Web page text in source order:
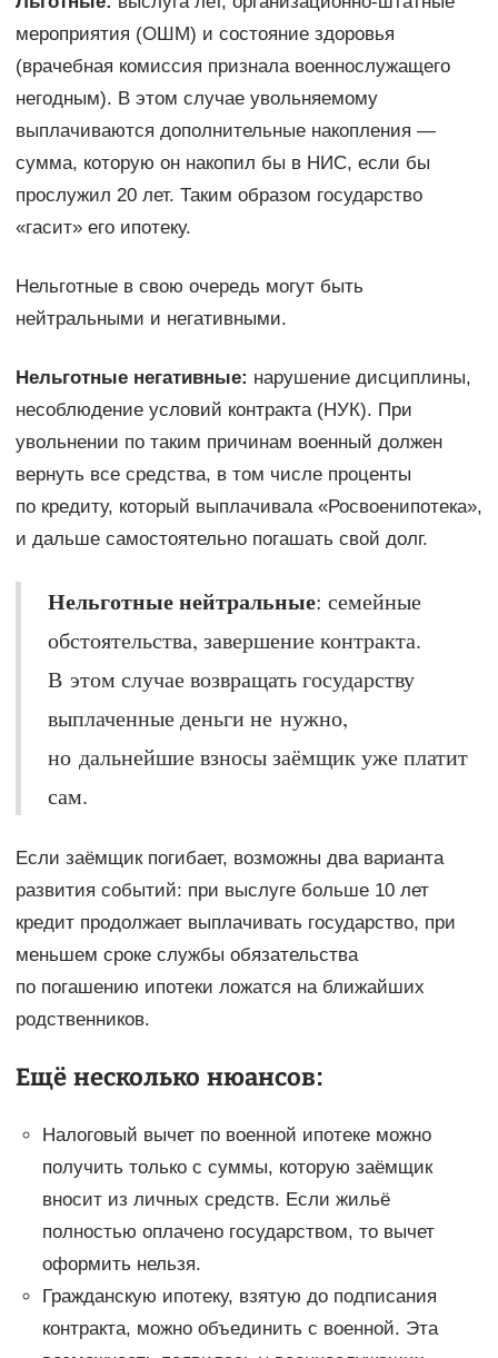
мероприятия (ОШМ) и состояние здоровья
(врачебная комиссия признала военнослужащего
негодным). В этом случае увольняемому
выплачиваются дополнительные накопления —
сумма, которую он накопил бы в НИС, если бы
прослужил 20 лет. Таким образом государство
«гасит» его ипотеку.
Нельготные в свою очередь могут быть
нейтральными и негативными.
Нельготные негативные: нарушение дисциплины,
несоблюдение условий контракта (НУК). При
увольнении по таким причинам военный должен
вернуть все средства, в том числе проценты
по кредиту, который выплачивала «Росвоенипотека»,
и дальше самостоятельно погашать свой долг.
Нельготные нейтральные: семейные
обстоятельства, завершение контракта.
В этом случае возвращать государству
выплаченные деньги не нужно,
но дальнейшие взносы заёмщик уже платит
сам.
Если заёмщик погибает, возможны два варианта
развития событий: при выслуге больше 10 лет
кредит продолжает выплачивать государство, при
меньшем сроке службы обязательства
по погашению ипотеки ложатся на ближайших
родственников.
Ещё несколько нюансов:
Налоговый вычет по военной ипотеке можно
получить только с суммы, которую заёмщик
вносит из личных средств. Если жильё
полностью оплачено государством, то вычет
оформить нельзя.
Гражданскую ипотеку, взятую до подписания
контракта, можно объединить с военной. Эта